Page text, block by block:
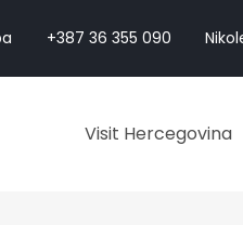
+387 36 355 090
Visit Hercegovina